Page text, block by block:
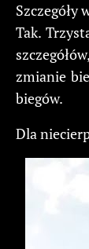
Szczegóły
Tak.
zmianie
biegów.
Dla